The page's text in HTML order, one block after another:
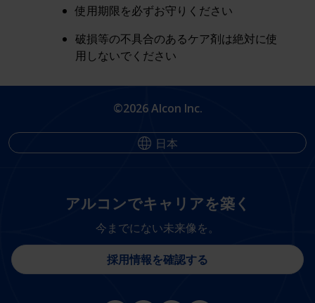
使用期限を必ずお守りください
破損等の不具合のあるケア剤は絶対に使
用しないでください
©2026 Alcon Inc.
アルコンでキャリアを築く
今までにない未来像を。
採用情報を確認する
日本